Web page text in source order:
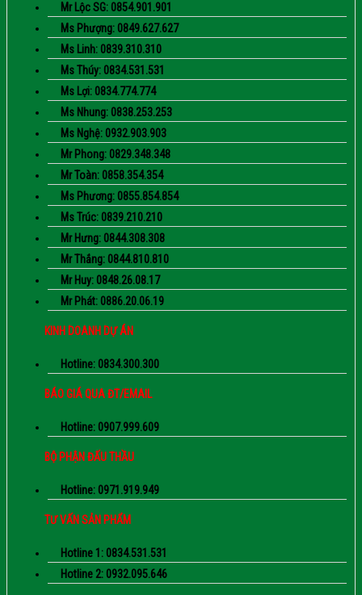
Mr Lộc SG: 0854.901.901
Ms Phượng: 0849.627.627
Ms Linh: 0839.310.310
Ms Thúy: 0834.531.531
Ms Lợi: 0834.774.774
Ms Nhung: 0838.253.253
Ms Nghệ: 0932.903.903
Mr Phong: 0829.348.348
Mr Toàn: 0858.354.354
Ms Phương: 0855.854.854
Ms Trúc: 0839.210.210
Mr Hưng: 0844.308.308
Mr Thắng: 0844.810.810
Mr Huy: 0848.26.08.17
Mr Phát: 0886.20.06.19
KINH DOANH DỰ ÁN
Hotline: 0834.300.300
BÁO GIÁ QUA ĐT/EMAIL
Hotline: 0907.999.609
BỘ PHẬN ĐẤU THẦU
Hotline: 0971.919.949
TƯ VẤN SẢN PHẨM
Hotline 1: 0834.531.531
Hotline 2: 0932.095.646